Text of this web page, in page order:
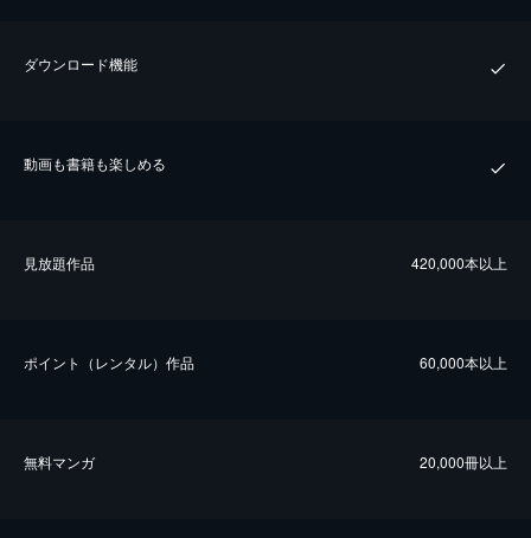
ダウンロード機能
動画も書籍も楽しめる
⾒放題作品 420,000本以上
ポイント（レンタル）作品 60,000本以上
無料マンガ 20,000冊以上